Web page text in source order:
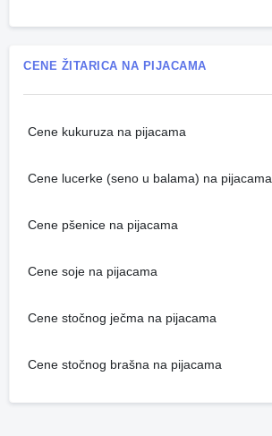
CENE ŽITARICA NA PIJACAMA
Cene kukuruza na pijacama
Cene lucerke (seno u balama) na pijacama
Cene pšenice na pijacama
Cene soje na pijacama
Cene stočnog ječma na pijacama
Cene stočnog brašna na pijacama